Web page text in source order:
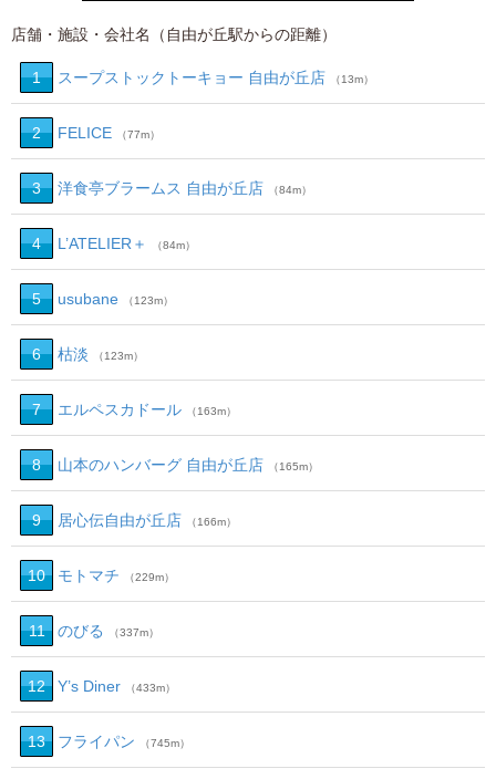
店舗・施設・会社名（自由が丘駅からの距離）
1 スープストックトーキョー 自由が丘店 （13m）
2 FELICE （77m）
3 洋食亭ブラームス 自由が丘店 （84m）
4 L’ATELIER＋ （84m）
5 usubane （123m）
6 枯淡 （123m）
7 エルペスカドール （163m）
8 山本のハンバーグ 自由が丘店 （165m）
9 居心伝自由が丘店 （166m）
10 モトマチ （229m）
11 のびる （337m）
12 Y’s Diner （433m）
13 フライパン （745m）